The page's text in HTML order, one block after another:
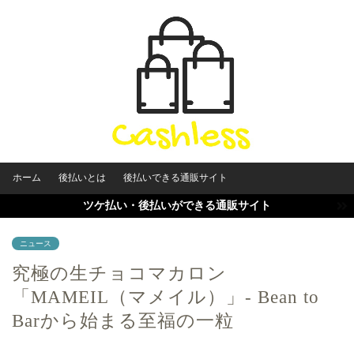
ホーム 後払いとは 後払いできる通販サイト
ツケ払い・後払いができる通販サイト
ニュース
究極の生チョコマカロン
「MAMEIL（マメイル）」- Bean to
Barから始まる至福の一粒